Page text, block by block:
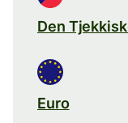
Den
Euro